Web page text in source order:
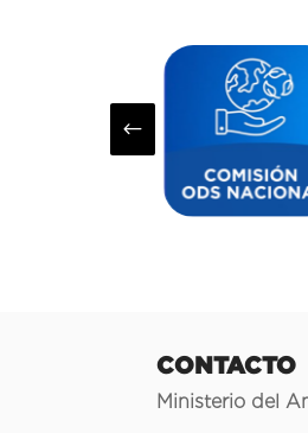
#
CONTACTO
Ministerio del